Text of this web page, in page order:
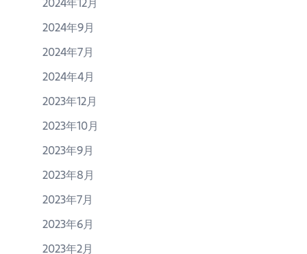
2024年9月
2024年7月
2024年4月
2023年12月
2023年10月
2023年9月
2023年8月
2023年7月
2023年6月
2023年2月